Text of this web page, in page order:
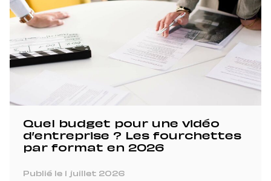
Quel budget pour une vidéo
d’entreprise ? Les fourchettes
par format en 2026
Publié le 1 juillet 2026